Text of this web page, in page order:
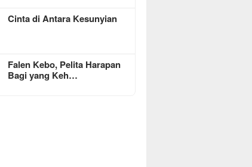
Cinta di Antara Kesunyian
Falen Kebo, Pelita Harapan
Bagi yang Keh…